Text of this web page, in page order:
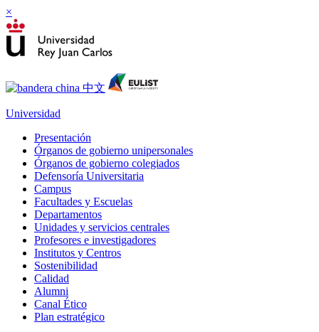
×
Universidad
Presentación
Órganos de gobierno unipersonales
Órganos de gobierno colegiados
Defensoría Universitaria
Campus
Facultades y Escuelas
Departamentos
Unidades y servicios centrales
Profesores e investigadores
Institutos y Centros
Sostenibilidad
Calidad
Alumni
Canal Ético
Plan estratégico